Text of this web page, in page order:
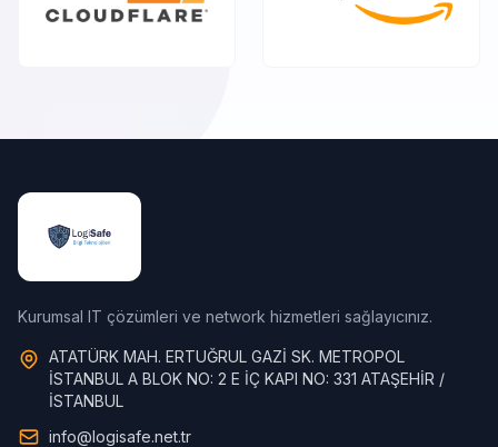
Kurumsal IT çözümleri ve network hizmetleri sağlayıcınız.
ATATÜRK MAH. ERTUĞRUL GAZİ SK. METROPOL
İSTANBUL A BLOK NO: 2 E İÇ KAPI NO: 331 ATAŞEHİR /
İSTANBUL
info@logisafe.net.tr